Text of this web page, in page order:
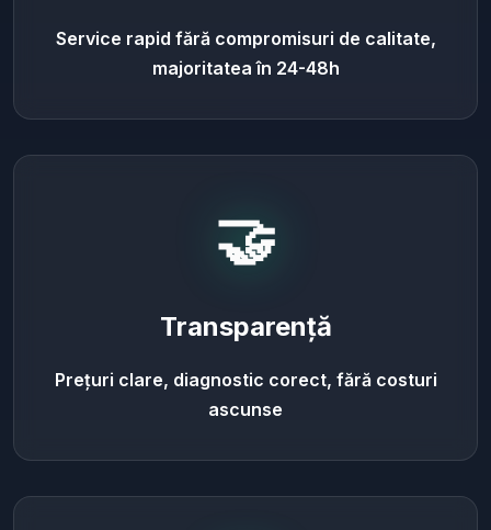
Service rapid fără compromisuri de calitate,
majoritatea în 24-48h
🤝
Transparență
Prețuri clare, diagnostic corect, fără costuri
ascunse